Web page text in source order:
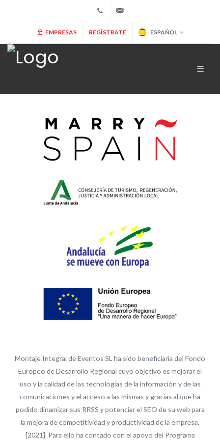
+34 902 365 000
EMPRESAS REGÍSTRATE ESPAÑOL
Montaje Integral de Eventos SL ha sido beneficiaria del Fondo
Europeo de Desarrollo Regional cuyo objetivo es mejorar el
uso y la calidad de las tecnologías de la información y de las
comunicaciones y el acceso a las mismas y gracias al que ha
podido dinamizar sus RRSS y potenciar el SEO de su web para
la mejora de competitividad y productividad de la empresa.
[2021]. Para ello ha contado con el apoyo del Programa